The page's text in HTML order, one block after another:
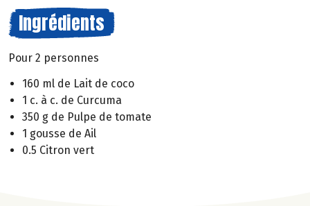
Ingrédients
Pour 2 personnes
160 ml de Lait de coco
1 c. à c. de Curcuma
350 g de Pulpe de tomate
1 gousse de Ail
0.5 Citron vert